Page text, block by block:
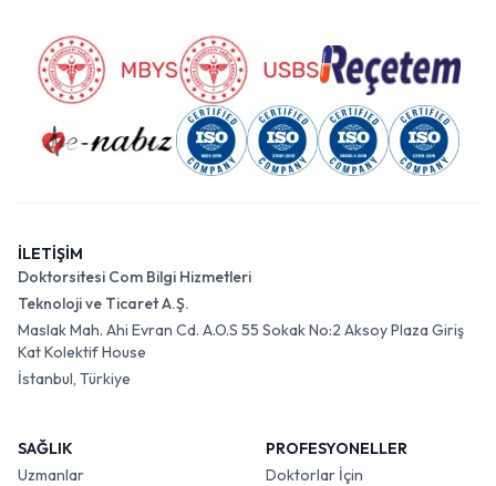
İLETİŞİM
Doktorsitesi Com Bilgi Hizmetleri
Teknoloji ve Ticaret A.Ş.
Maslak Mah. Ahi Evran Cd. A.O.S 55 Sokak No:2 Aksoy Plaza Giriş
Kat Kolektif House
İstanbul, Türkiye
SAĞLIK
Uzmanlar
PROFESYONELLER
Doktorlar İçin